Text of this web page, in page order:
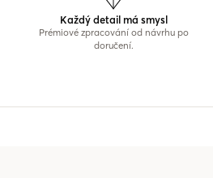
Každý detail má smysl
Prémiové zpracování od návrhu po
doručení.